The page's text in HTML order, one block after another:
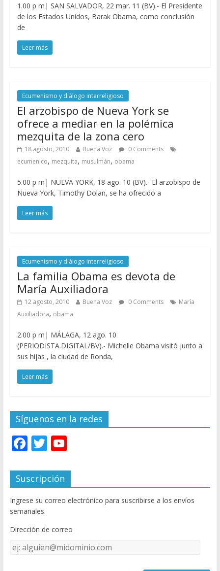
1.00 p m| SAN SALVADOR, 22 mar. 11 (BV).- El Presidente
de los Estados Unidos, Barak Obama, como conclusión
de
Leer más
Ecumenismo y diálogo interreligioso
El arzobispo de Nueva York se
ofrece a mediar en la polémica
mezquita de la zona cero
18 agosto, 2010 Buena Voz
0 Comments
ecumenico, mezquita, musulmán, obama
5.00 p m| NUEVA YORK, 18 ago. 10 (BV).- El arzobispo de
Nueva York, Timothy Dolan, se ha ofrecido a
Leer más
Ecumenismo y diálogo interreligioso
La familia Obama es devota de
María Auxiliadora
12 agosto, 2010 Buena Voz 0 Comments
María
Auxiliadora, obama
2.00 p m| MÁLAGA, 12 ago. 10
(PERIODISTA.DIGITAL/BV).- Michelle Obama visitó junto a
sus hijas , la ciudad de Ronda,
Leer más
Síguenos en la redes
F
e
b
o
o
k
T
itt
er
Y
u
T
u
e
C
Suscripción
Ingrese su correo electrónico para suscribirse a los envíos
semanales.
Dirección de correo
Dirección
de